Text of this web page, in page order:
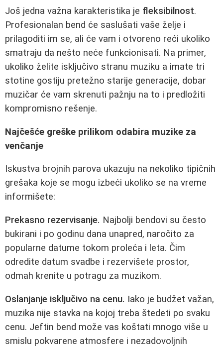
Još jedna važna karakteristika je fleksibilnost.
Profesionalan bend će saslušati vaše želje i
prilagoditi im se, ali će vam i otvoreno reći ukoliko
smatraju da nešto neće funkcionisati. Na primer,
ukoliko želite isključivo stranu muziku a imate tri
stotine gostiju pretežno starije generacije, dobar
muzičar će vam skrenuti pažnju na to i predložiti
kompromisno rešenje.
Najčešće greške prilikom odabira muzike za
venčanje
Iskustva brojnih parova ukazuju na nekoliko tipičnih
grešaka koje se mogu izbeći ukoliko se na vreme
informišete:
Prekasno rezervisanje. Najbolji bendovi su često
bukirani i po godinu dana unapred, naročito za
popularne datume tokom proleća i leta. Čim
odredite datum svadbe i rezervišete prostor,
odmah krenite u potragu za muzikom.
Oslanjanje isključivo na cenu. Iako je budžet važan,
muzika nije stavka na kojoj treba štedeti po svaku
cenu. Jeftin bend može vas koštati mnogo više u
smislu pokvarene atmosfere i nezadovoljnih